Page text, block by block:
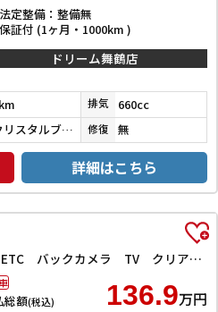
法定整備：整備無
保証付 (1ヶ月・1000km )
ドリーム舞鶴店
排気 660cc
クリスタルブラックパール 修復 無
詳細はこちら
ハイブリッドG 4WD ナビ ETC バックカメラ TV クリアランスソナー レーンアシスト 衝突被害軽減システム オートライト スマートキー アイドリングストップ 電動格納ミラー シートヒーター CVT
総額(税込) 136.9万円